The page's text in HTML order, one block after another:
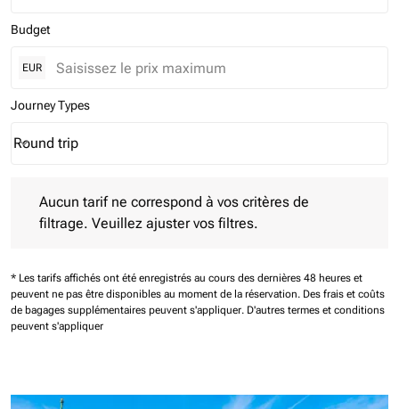
Budget
EUR
Journey Types
Journey Types option Round trip Selected
Round trip
keyboard_arrow_down
Aucun tarif ne correspond à vos critères de
filtrage. Veuillez ajuster vos filtres.
* Les tarifs affichés ont été enregistrés au cours des dernières 48 heures et
peuvent ne pas être disponibles au moment de la réservation. Des frais et coûts
de bagages supplémentaires peuvent s'appliquer. D'autres termes et conditions
peuvent s'appliquer